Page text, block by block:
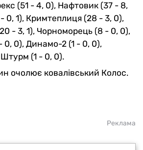
(51 - 4, 0), Нафтовик (37 - 8,
- 0, 1), Кримтеплиця (28 - 3, 0),
- 3, 1), Чорноморець (8 - 0, 0),
0), Динамо-2 (1 - 0, 0),
Штурм (1 - 0, 0).
очолює ковалівський Колос.
Реклама